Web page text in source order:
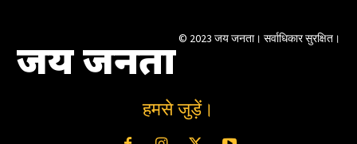
जय जनता © 2023 जय जनता। सर्वाधिकार सुरक्षित।
हमसे जुड़ें।